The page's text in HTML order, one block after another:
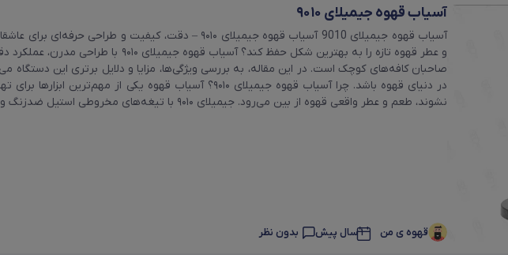
آسیاب قهوه جیمیلای ۹۰۱۰
آسیاب قهوه جیمیلای 9010 آسیاب قهوه جیمیلای ۹۰۱۰ – دقت،
و عطر قهوه تازه را به بهترین شکل حفظ کند؟
در دنیای قهوه باشد. چرا آسیاب قهوه جیمیلای ۹۰۱۰؟ آسیاب قهوه
نشوند، طعم و عطر واقعی قهوه از بین می‌رود. جیمیلای ۹۰۱۰ با تیغه‌های مخروطی استیل ضدزنگ و تنظیمات متنوع، تجربه‌ای متفاوت از قهوه ...
قهوه ی من 1 سال پیش بدون نظر